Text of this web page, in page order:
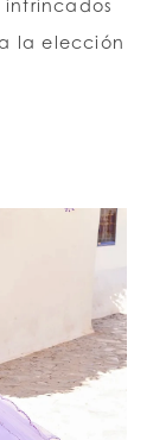
la elección